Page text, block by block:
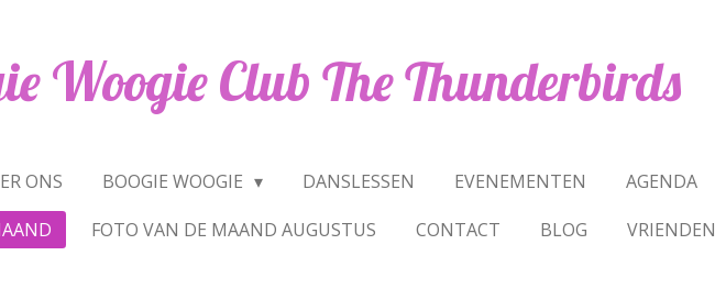
Woogie Club The Thunderbirds
ONS BOOGIE WOOGIE DANSLESSEN EVENEMENTEN
AGENDA
FOTO VAN DE MAAND AUGUSTUS CONTACT BLOG VRIENDEN